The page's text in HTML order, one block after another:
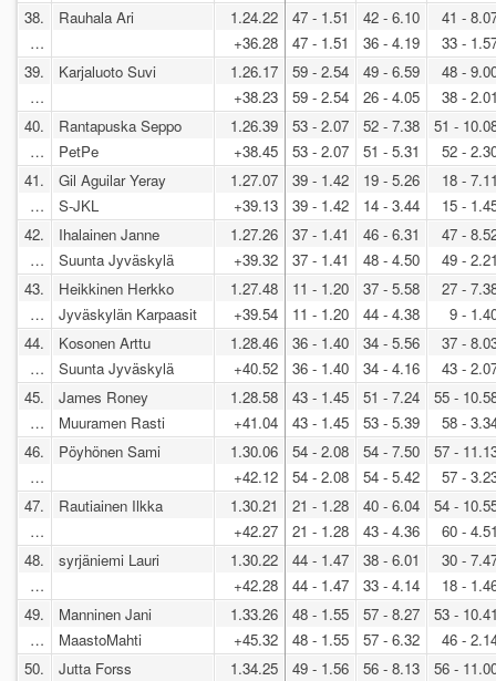
38.
…
Rauhala Ari
1.24.22
+36.28
47 - 1.51
47 - 1.51
42 - 6.10
36 - 4.19
41 -
33 -
39.
…
Karjaluoto Suvi
1.26.17
+38.23
59 - 2.54
59 - 2.54
49 - 6.59
26 - 4.05
48 -
38 -
40.
…
Rantapuska Seppo
PetPe
1.26.39
+38.45
53 - 2.07
53 - 2.07
52 - 7.38
51 - 5.31
51 -
52 -
41.
…
Gil Aguilar Yeray
S-JKL
1.27.07
+39.13
39 - 1.42
39 - 1.42
19 - 5.26
14 - 3.44
18 -
15 -
42.
…
Ihalainen Janne
Suunta Jyväskylä
1.27.26
+39.32
37 - 1.41
37 - 1.41
46 - 6.31
48 - 4.50
47 -
49 -
43.
…
Heikkinen Herkko
Jyväskylän Karpaasit
1.27.48
+39.54
11 - 1.20
11 - 1.20
37 - 5.58
44 - 4.38
27 -
9 -
44.
…
Kosonen Arttu
Suunta Jyväskylä
1.28.46
+40.52
36 - 1.40
36 - 1.40
34 - 5.56
34 - 4.16
37 -
43 -
45.
…
James Roney
Muuramen Rasti
1.28.58
+41.04
43 - 1.45
43 - 1.45
51 - 7.24
53 - 5.39
55 -
58 -
46.
…
Pöyhönen Sami
1.30.06
+42.12
54 - 2.08
54 - 2.08
54 - 7.50
54 - 5.42
57 -
57 -
47.
…
Rautiainen Ilkka
1.30.21
+42.27
21 - 1.28
21 - 1.28
40 - 6.04
43 - 4.36
54 -
60 -
48.
…
syrjäniemi Lauri
1.30.22
+42.28
44 - 1.47
44 - 1.47
38 - 6.01
33 - 4.14
30 -
18 -
49.
…
Manninen Jani
MaastoMahti
1.33.26
+45.32
48 - 1.55
48 - 1.55
57 - 8.27
57 - 6.32
53 -
46 -
50.
Jutta Forss
1.34.25
49 - 1.56
56 - 8.13
56 -